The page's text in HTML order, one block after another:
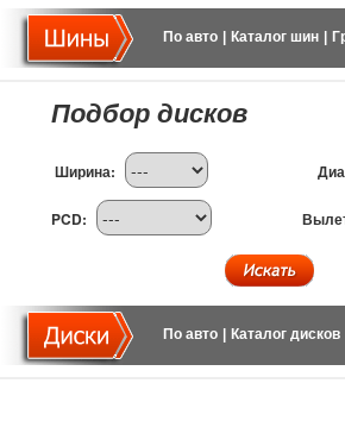
По авто Каталог шин
Подбор дисков
Ширина:
PCD:
По авто Каталог дисков